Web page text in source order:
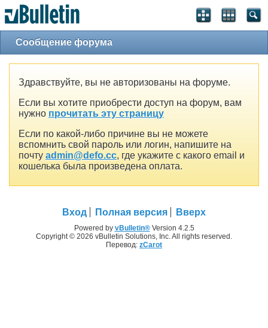
Сообщение форума
Здравствуйте, вы не авторизованы на форуме.
Если вы хотите приобрести доступ на форум, вам
нужно прочитать эту страницу
Если по какой-либо причине вы не можете
вспомнить свой пароль или логин, напишите на
почту admin@defo.cc, где укажите с какого email и
кошелька была произведена оплата.
Вход Полная версия Вверх
Powered by vBulletin®Version 4.2.5
Copyright © 2026 vBulletin Solutions, Inc. All rights reserved.
Перевод: zCarot